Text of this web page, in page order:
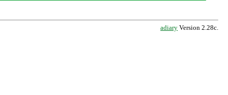
adiary Version 2.28c.